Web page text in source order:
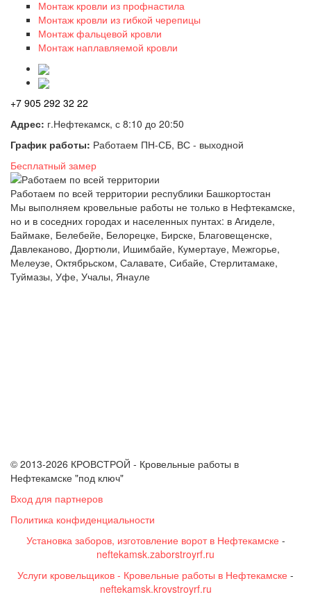
Монтаж кровли из профнастила
Монтаж кровли из гибкой черепицы
Монтаж фальцевой кровли
Монтаж наплавляемой кровли
+7 905 292 32 22
Адрес: г.Нефтекамск, с 8:10 до 20:50
График работы: Работаем ПН-СБ, ВС - выходной
Бесплатный замер
Работаем по всей территории республики Башкортостан
Мы выполняем кровельные работы не только в Нефтекамске,
но и в соседних городах и населенных пунтах: в Агиделе,
Баймаке, Белебейе, Белорецке, Бирске, Благовещенске,
Давлеканово, Дюртюли, Ишимбайе, Кумертауе, Межгорье,
Мелеузе, Октябрьском, Салавате, Сибайе, Стерлитамаке,
Туймазы, Уфе, Учалы, Янауле
© 2013-2026 КРОВСТРОЙ - Кровельные работы в
Нефтекамске "под ключ"
Вход для партнеров
Политика конфиденциальности
Установка заборов, изготовление ворот в Нефтекамске -
neftekamsk.zaborstroyrf.ru
Услуги кровельщиков - Кровельные работы в Нефтекамске -
neftekamsk.krovstroyrf.ru